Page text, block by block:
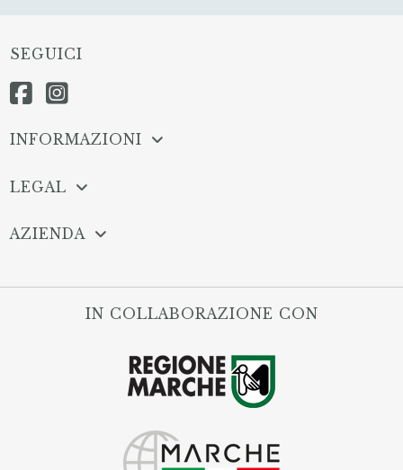
SEGUICI
INFORMAZIONI
LEGAL
AZIENDA
IN COLLABORAZIONE CON